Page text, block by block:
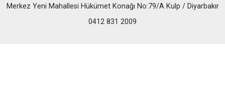
Merkez Yeni Mahallesi Hükümet Konağı No:79/A Kulp / Diyarbakır
0412 831 2009